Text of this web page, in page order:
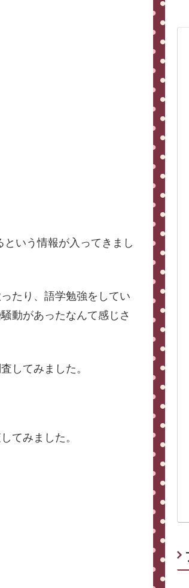
いう情報が入ってきまし
たり、語学勉強をしてい
動があったなんて感じさ
してみました。
てみました。